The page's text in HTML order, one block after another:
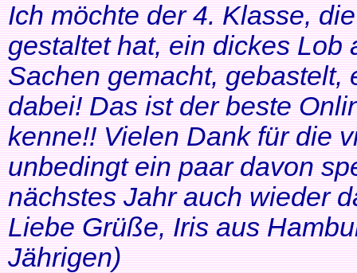
Ich möchte der 4. Klasse,
gestaltet hat, ein dickes Lob
Sachen gemacht, gebastelt,
dabei! Das ist der beste
kenne!! Vielen Dank für die
unbedingt ein paar davon
nächstes Jahr auch wieder
Liebe Grüße, Iris aus
Jährigen)